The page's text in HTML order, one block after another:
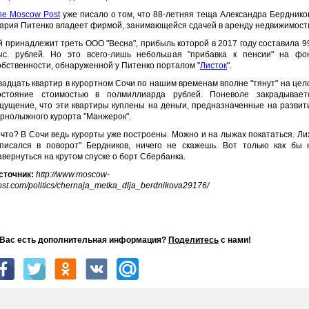
Moscow Postуже писало о том, что 88-летняя теща Александра
Питенко владеет фирмой, занимающейся сдачей в аренду
принадлежит треть ООО "Весна", прибыль которой в 2017 году составила
рублей. Но это всего-лишь небольшая "прибавка к пенсии" на
обнаруженной у Питенко порталом "Листок".
квартир в курортном Сочи по нашим временам вполне "тянут" на
стоимостью в полмиллиарда рублей. Поневоле
что эти квартиры куплены на деньги, предназначенные на
курорта "Манжерок".
В Сочи ведь курорты уже построены. Можно и на лыжах покататься.
в поворот" Бердников, ничего не скажешь. Вот только как бы
на крутом спуске о борт Сбербанка.
http://www.moscow-
politics/chernaja_metka_dlja_berdnikova29176/
есть дополнительная информация? Поделитесь с нами!